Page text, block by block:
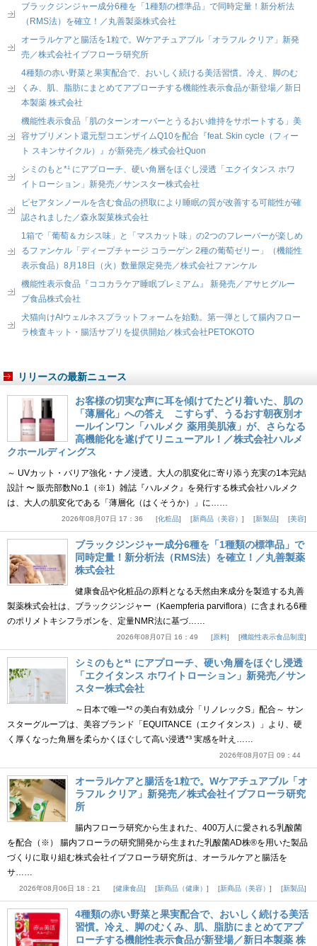
ブラックジンジャー成分6種を「1種類の標準品」で同時定量！新分析法
（RMS法）を確立！／丸善製薬株式会社
オーラルケアと腸活を1粒で。Wケアチュアブル「オラフル クリア」新発
売／株式会社イブフローラ研究所
4種類の赤い野菜と果実配合で、おいしく続ける美活習慣。冷え、脚のむ
くみ、肌、脂肪にまとめてアプローチする機能性表示食品が新登場／新日
本製薬 株式会社
機能性表示食品「肌のターンオーバーとうるおい維持をサポートする」美
容サプリメント還元型コエンザイムQ10を配合『feat. Skin cycle（フィー
ト スキンサイクル）』が新発売／株式会社Quon
シミのもと*¹ にアプローチ、硬い角層をほぐし浸透「エクイタンス ホワ
イトローション」新発売／サンスター株式会社
ピセアタンノールを含む食品の摂取により睡眠の質が改善する可能性が確
認されました／森永製菓株式会社
1箱で「葡萄＆カシス味」と「マスカット味」の2つのフレーバーが楽しめ
るファンケル「ディープチャージ コラーゲン 2種の葡萄ゼリー」（機能性
表示食品）8月18日（火）数量限定発売／株式会社ファンケル
機能性表示食品『ココカラケア睡眠プレミアム』 新発売／アサヒグルー
プ食品株式会社
犬猫向けAIウェルネスプラットフォームを始動。第一弾として腸内フロー
ラ検査キット・腸活サプリを提供開始／株式会社PETOKOTO
リリースの最新ニュース
お客様の切実な声に耳を傾けてたどり着いた、肌の
「薄層化」への答え こすらず、うるおす朝夜別オ
ールインワン「ハルメク 薬用美肌液」が、さらなる
高機能化を遂げてリニューアル！／株式会社ハルメ
クホールディングス
～ UVカット・バリア強化・ナノ浸透。大人の肌変化に寄り添う充実の1本完結
設計 〜 販売部数No.1（※1）雑誌『ハルメク』を発行する株式会社ハルメク
は、大人の肌変化である「薄層化（はくそうか）」に……
2026年08月07日 17：36 化粧品 新商品（美容） 新製品 美容
ブラックジンジャー成分6種を「1種類の標準品」で
同時定量！新分析法（RMS法）を確立！／丸善製薬
株式会社
健康食品や化粧品の原料となる天然由来成分を製造する丸善
製薬株式会社は、ブラックジンジャー（Kaempferia parviflora）に含まれる6種
のポリメトキシフラボンを、定量NMR法に基づ……
2026年08月07日 16：49 原料 機能性表示食品制度
シミのもと*¹ にアプローチ、硬い角層をほぐし浸透
「エクイタンス ホワイトローション」新発売／サン
スター株式会社
～日本で唯一*² の美白有効成分「リノレックS」配合～ サン
スターグループは、美容ブランド「EQUITANCE（エクイタンス）」より、硬
く厚くなった角層を柔らかくほぐして高い浸透*³ 実感を叶え……
2026年08月07日 09：44
オーラルケアと腸活を1粒で。Wケアチュアブル「オ
ラフル クリア」新発売／株式会社イブフローラ研究
所
腸内フローラ研究から生まれた、400万人に愛される乳酸菌
を配合（※） 腸内フローラの研究開発から生まれた乳酸菌AD株®を用いた製品
づくりに取り組む株式会社イブフローラ研究所は、オーラルケアと腸活を
サ……
2026年08月06日 18：21 健康食品 新商品（健康） 新商品（美容） 新製品
4種類の赤い野菜と果実配合で、おいしく続ける美活
習慣。冷え、脚のむくみ、肌、脂肪にまとめてアプ
ローチする機能性表示食品が新登場／新日本製薬 株